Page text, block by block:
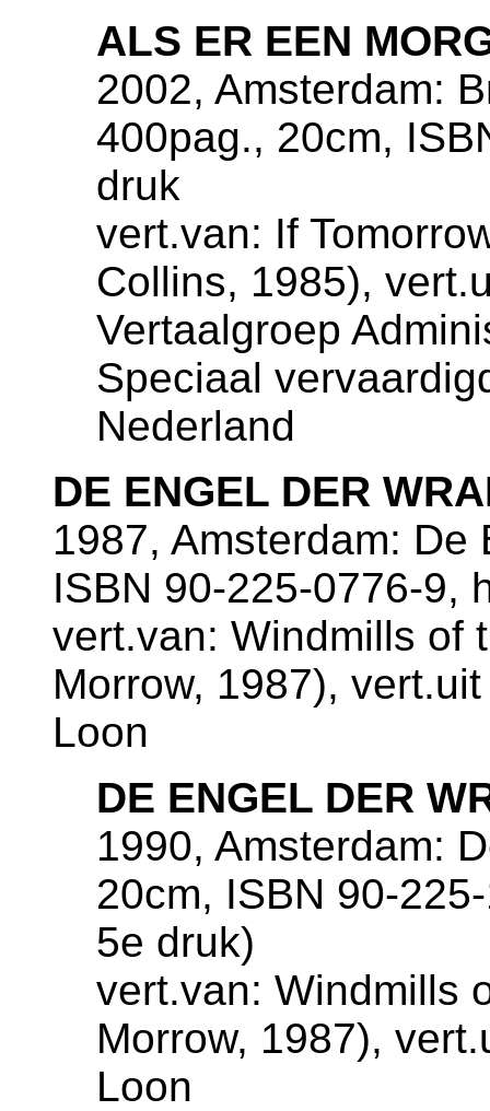
ALS ER EEN
2002, Amsterdam:
400pag., 20cm,
druk
vert.van: If
Collins, 1985),
Vertaalgroep
Speciaal
Nederland
DE ENGEL DER
1987, Amsterdam:
ISBN 90-225-0776-9,
vert.van: Windmills of
Morrow, 1987),
Loon
DE ENGEL DER
1990, Amsterdam:
20cm, ISBN 90-
5e druk)
vert.van: Windmills
Morrow, 1987),
Loon